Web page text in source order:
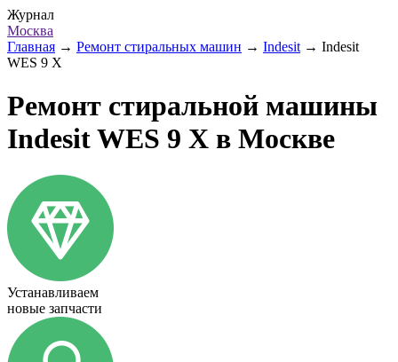
Журнал
Москва
Главная → Ремонт стиральных машин → Indesit → Indesit
WES 9 X
Ремонт стиральной машины
Indesit WES 9 X в Москве
Устанавливаем
новые запчасти